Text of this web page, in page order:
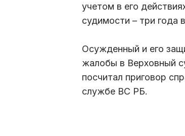
учетом в его
судимости – три года
Осужденный и его
жалобы в Верховный
посчитал приговор
службе ВС РБ.